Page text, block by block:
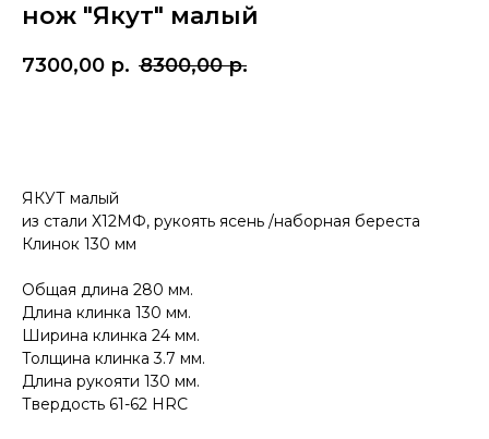
нож "Якут" малый
7300,00 р. 8300,00 р.
ЯКУТ малый
из стали Х12МФ, рукоять ясень /наборная береста
Клинок 130 мм
Общая длина 280 мм.
Длина клинка 130 мм.
Ширина клинка 24 мм.
Толщина клинка 3.7 мм.
Длина рукояти 130 мм.
Твердость 61-62 HRC
КОНТАКТЫ